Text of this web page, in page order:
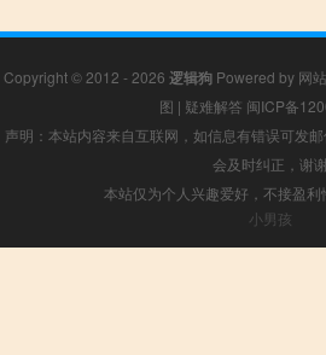
Copyright © 2012 - 2026 逻辑狗 Powered by 网
图 | 疑难解答 闽ICP备
声明：本站内容来自互联网，如信息有错误可发
会及时纠正，谢谢
本站仅为个人兴趣爱好，不接盈
小男孩